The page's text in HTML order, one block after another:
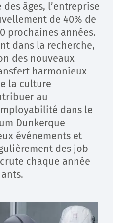
âges, l’entreprise
de 40% de
prochaines années.
dans la recherche,
des nouveaux
harmonieux
la culture
au
dans le
Dunkerque
événements et
des job
chaque année